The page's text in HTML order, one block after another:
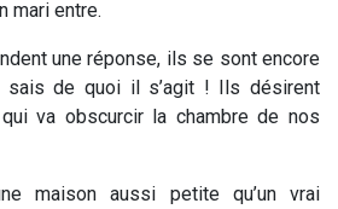
mari entre.
une réponse, ils se sont encore
de quoi il s’agit ! Ils désirent
va obscurcir la chambre de nos
maison aussi petite qu’un vrai